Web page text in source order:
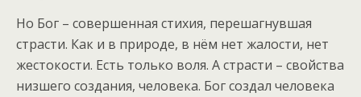
Но Бог – совершенная стихия, перешагнувшая
страсти. Как и в природе, в нём нет жалости, нет
жестокости. Есть только воля. А страсти – свойства
низшего создания, человека. Бог создал человека